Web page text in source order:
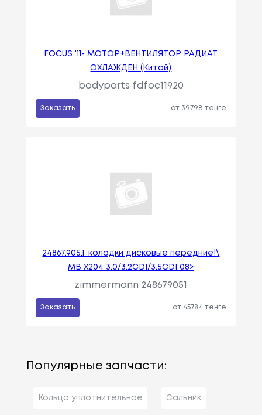
FOCUS '11- МОТОР+ВЕНТИЛЯТОР РАДИАТ
ОХЛАЖДЕН (Китай)
bodyparts fdfoc11920
Заказать от 39798 тенге
24867.905.1_колодки дисковые передние!\
MB X204 3.0/3.2CDI/3.5CDI 08>
zimmermann 248679051
Заказать от 45784 тенге
Популярные запчасти:
Кольцо уплотнительное Сальник